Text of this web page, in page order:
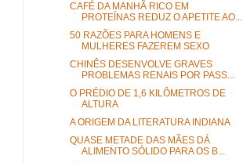
CAFÉ DA MANHÃ RICO EM
PROTEÍNAS REDUZ O APETITE AO...
50 RAZÕES PARA HOMENS E
MULHERES FAZEREM SEXO
CHINÊS DESENVOLVE GRAVES
PROBLEMAS RENAIS POR PASS...
O PRÉDIO DE 1,6 KILÔMETROS DE
ALTURA
A ORIGEM DA LITERATURA INDIANA
QUASE METADE DAS MÃES DÁ
ALIMENTO SÓLIDO PARA OS B...